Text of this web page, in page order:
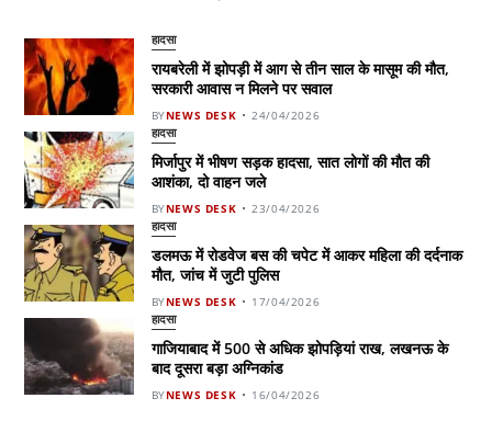
हादसा
रायबरेली में झोपड़ी में आग से तीन साल के मासूम की मौत,
सरकारी आवास न मिलने पर सवाल
BYNEWS DESK 24/04/2026
हादसा
मिर्जापुर में भीषण सड़क हादसा, सात लोगों की मौत की
आशंका, दो वाहन जले
BYNEWS DESK 23/04/2026
हादसा
डलमऊ में रोडवेज बस की चपेट में आकर महिला की दर्दनाक
मौत, जांच में जुटी पुलिस
BYNEWS DESK 17/04/2026
हादसा
गाजियाबाद में 500 से अधिक झोपड़ियां राख, लखनऊ के
बाद दूसरा बड़ा अग्निकांड
BYNEWS DESK 16/04/2026